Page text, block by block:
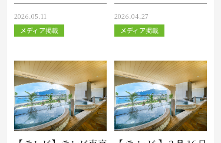
2026.05.11
メディア掲載
2026.04.27
メディア掲載